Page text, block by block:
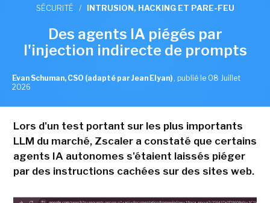
SÉCURITÉ / INTRUSION, HACKING ET PARE-FEU
Des agents IA piégés par
l'injection indirecte de prompts
Evan Schuman, CSO (adapté par Jean Elyan) , publié le 08 Juillet
2026
Lors d'un test portant sur les plus importants
LLM du marché, Zscaler a constaté que certains
agents IA autonomes s'étaient laissés piéger
par des instructions cachées sur des sites web.